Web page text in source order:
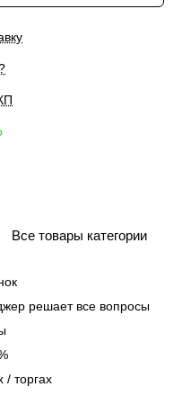
Все товары категории
решает все вопросы
/ торгах